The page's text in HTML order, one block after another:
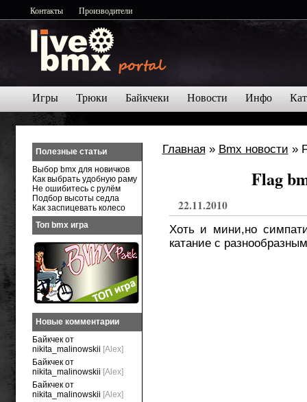
Контакты Производители
Игры Трюки Байкчеки Новости Инфо
Главная » Bmx новости »
Flag
22.11.2010
Хоть и мини,но
катание с
Полезные статьи
Выбор bmx для новичков
Как выбрать удобную раму
Не ошибитесь с рулём
Подбор высоты седла
Как заспицевать колесо
Топ bmx игра
Новые комментарии
Байкчек от
nikita_malinowskii [Alex]
Байкчек от
nikita_malinowskii [Alex]
Байкчек от
nikita_malinowskii [Alex]